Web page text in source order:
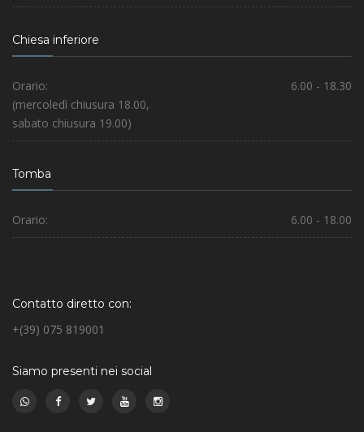
Chiesa inferiore
Orario:
6.00 - 18.30
(mercoledì chiusura 18.00,
sabato chiusura 19.00)
Tomba
Orario: 6.00 - 18.00
Contatto diretto con:
+(39) 075 819001
Siamo presenti nei social